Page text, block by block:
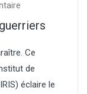
Ce
de
éclaire le